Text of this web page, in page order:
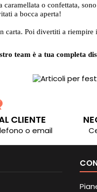
o confettata,
a bocca aperta!
Poi divertiti a riempire
team è a tua completa
CLIENTE
o email